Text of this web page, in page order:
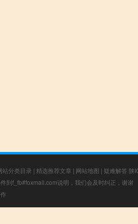
站分类目录 | 精选推荐文章 | 网站地图 | 疑难解答 陕
到f_fb#foxmail.com说明，我们会及时纠正，谢谢